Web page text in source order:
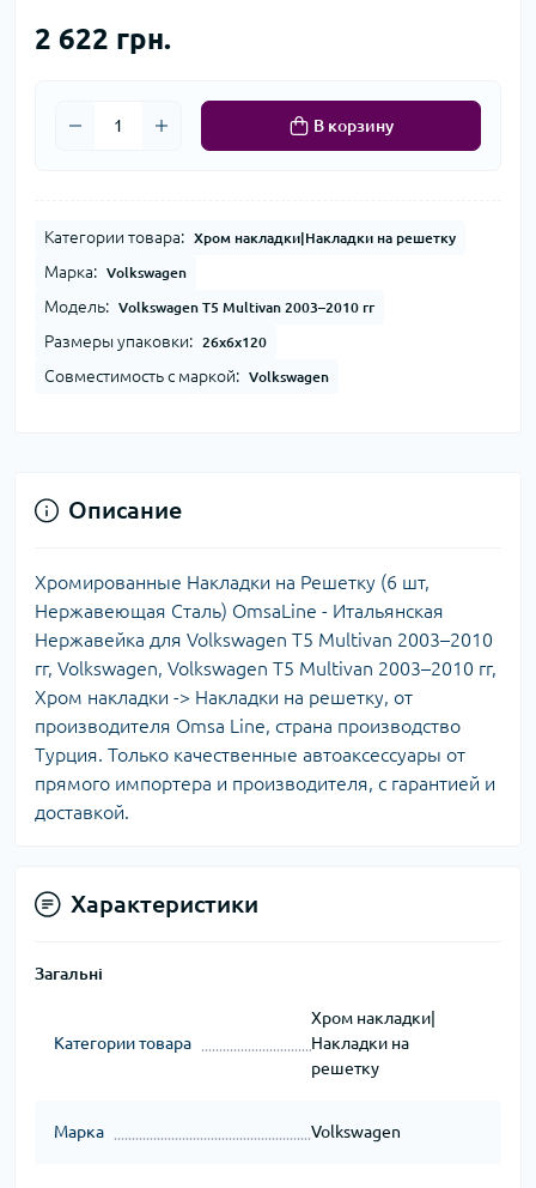
2 622 грн.
В корзину
Категории товара: Хром накладки|Накладки на решетку
Марка: Volkswagen
Модель: Volkswagen T5 Multivan 2003–2010 гг
Размеры упаковки: 26x6x120
Совместимость с маркой: Volkswagen
Описание
Хромированные Накладки на Решетку (6 шт,
Нержавеющая Сталь) OmsaLine - Итальянская
Нержавейка для Volkswagen T5 Multivan 2003–2010
гг, Volkswagen, Volkswagen T5 Multivan 2003–2010 гг,
Хром накладки -> Накладки на решетку, от
производителя Omsa Line, страна производство
Турция. Только качественные автоаксессуары от
прямого импортера и производителя, с гарантией и
доставкой.
Характеристики
Загальні
Категории товара
Хром накладки|
Накладки на
решетку
Марка Volkswagen